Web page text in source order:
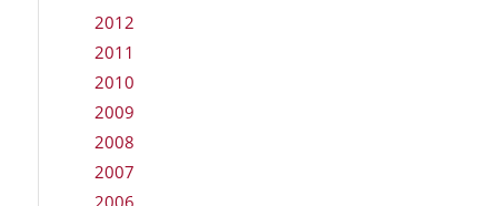
2012
2011
2010
2009
2008
2007
2006